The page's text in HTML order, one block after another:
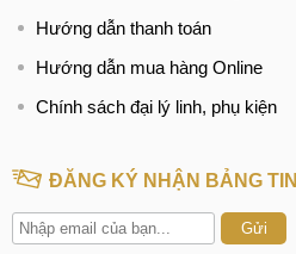
Hướng dẫn thanh toán
Hướng dẫn mua hàng Online
Chính sách đại lý linh, phụ kiện
ĐĂNG KÝ NHẬN BẢNG TIN
Gửi